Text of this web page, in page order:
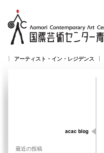
アーティスト・イン・レジデンス
acac blog
最近の投稿